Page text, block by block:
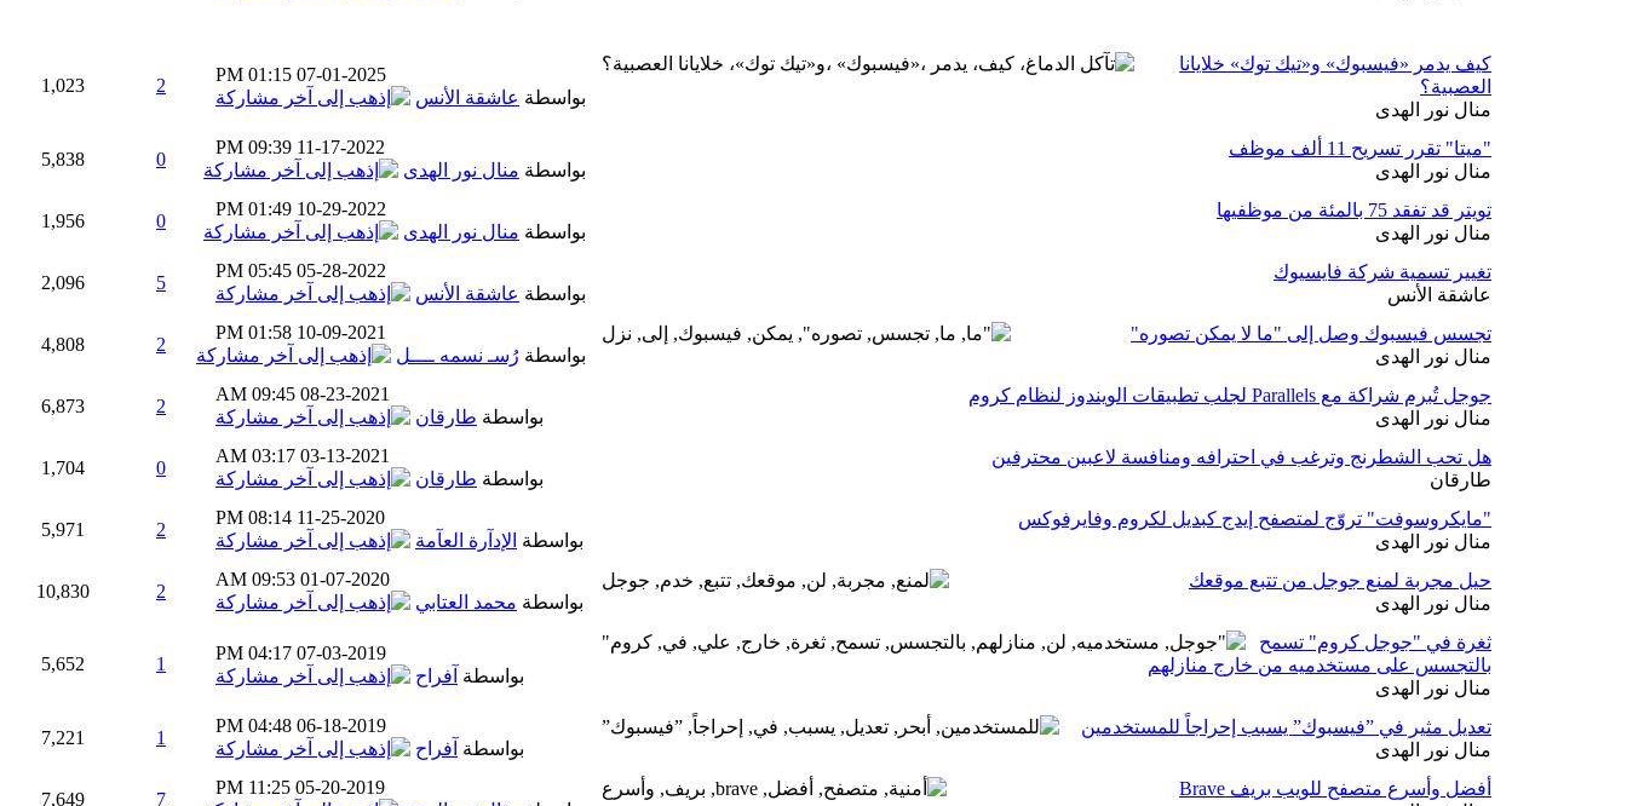
كيف يدمر «فيسبوك» و«تيك توك» خلايانا
العصبية؟
منال نور الهدى
07-01-2025
01:15 PM
بواسطة عاشقة الأنس
2
1,023
"ميتا" تقرر تسريح 11 ألف موظف
منال نور الهدى
11-17-2022
09:39 PM
بواسطة منال نور الهدى
0
5,838
تويتر قد تفقد 75 بالمئة من موظفيها
منال نور الهدى
10-29-2022
01:49 PM
بواسطة منال نور الهدى
0
1,956
تغيير تسمية شركة فايسيوك
عاشقة الأنس
05-28-2022
05:45 PM
بواسطة عاشقة الأنس
5
2,096
تجسس فيسبوك وصل إلى "ما لا يمكن تصوره"
منال نور الهدى
10-09-2021
01:58 PM
بواسطة رُسـ نسمه ــــل
2
4,808
جوجل تُبرم شراكة مع Parallels لجلب تطبيقات الويندوز لنظام كروم
منال نور الهدى
08-23-2021
09:45 AM
بواسطة طارقان
2
6,873
هل تحب الشطرنج وترغب في احترافه ومنافسة لاعبين محترفين
طارقان
03-13-2021
03:17 AM
بواسطة طارقان
0
1,704
"مايكروسوفت" تروّج لمتصفح إيدج كبديل لكروم وفايرفوكس
منال نور الهدى
11-25-2020
08:14 PM
بواسطة الإدآرة العآمة
2
5,971
حيل مجربة لمنع جوجل من تتبع موقعك
منال نور الهدى
01-07-2020
09:53 AM
بواسطة محمد العتابي
2
10,830
ثغرة في "جوجل كروم" تسمح
بالتجسس على مستخدميه من خارج منازلهم
منال نور الهدى
07-03-2019
04:17 PM
بواسطة آفراح
1
5,652
تعديل مثير في ”فيسبوك” يسبب إحراجاً للمستخدمين
منال نور الهدى
06-18-2019
04:48 PM
بواسطة آفراح
1
7,221
أفضل وأسرع متصفح للويب بريف Brave
05-20-2019
11:25 PM
7
7,649